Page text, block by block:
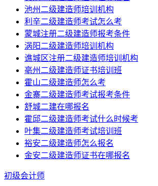
池州二级建造师培训机构
利辛二级建造师考试怎么考
蒙城注册二级建造师报考条件
涡阳二级建造师培训机构
谯城区注册二级建造师培训机构
亳州二级建造师证书培训班
霍山二级建造师怎么考
金寨二级建造师考试报考条件
舒城二建在哪报名
霍邱二级建造师考试什么时候考
叶集二级建造师考试培训班
裕安二级建造师怎么报名
金安二级建造师证书在哪报名
初级会计师